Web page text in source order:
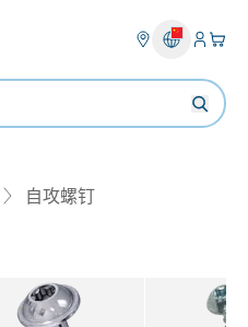
登入
您
自攻螺钉